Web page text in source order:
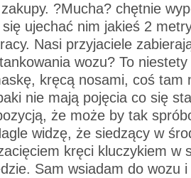
?Mucha? chętnie
ujechać nim jakieś 2
Nasi przyjaciele
wozu? To
kręcą nosami, coś tam
nie mają pojęcia co się
że może by tak
widzę, że siedzący w
kręci kluczykiem w
Sam wsiadam do wozu